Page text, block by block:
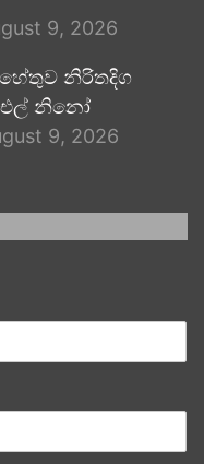
9, 2026
නිරිතදිග
එල් නිනෝ
9, 2026